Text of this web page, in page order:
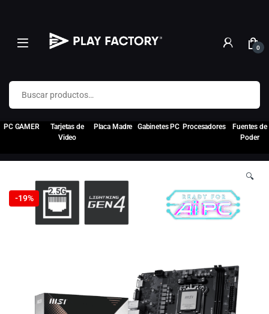
0
Buscar por:
PC GAMER
Tarjetas de
Video
Placa Madre Gabinetes PC Procesadores
Fuentes de
Poder
-19%
🔍